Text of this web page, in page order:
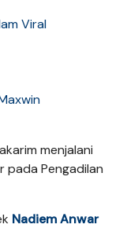
Viral
menjalani
pada Pengadilan
Nadiem Anwar